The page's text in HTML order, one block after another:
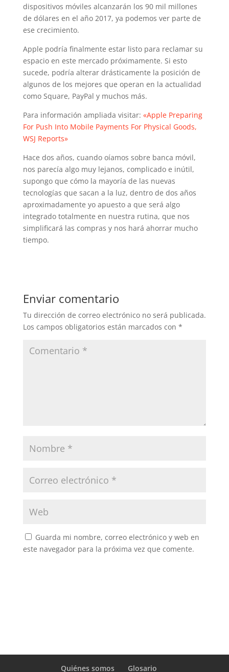
dispositivos móviles alcanzarán los 90 mil millones
de dólares en el año 2017, ya podemos ver parte de
ese crecimiento.
Apple podría finalmente estar listo para reclamar su
espacio en este mercado próximamente. Si esto
sucede, podría alterar drásticamente la posición de
algunos de los mejores que operan en la actualidad
como Square, PayPal y muchos más.
Para información ampliada visitar: «Apple Preparing
For Push Into Mobile Payments For Physical Goods,
WSJ Reports»
Hace dos años, cuando oíamos sobre banca móvil,
nos parecía algo muy lejanos, complicado e inútil,
supongo que cómo la mayoría de las nuevas
tecnologías que sacan a la luz, dentro de dos años
aproximadamente yo apuesto a que será algo
integrado totalmente en nuestra rutina, que nos
simplificará las compras y nos hará ahorrar mucho
tiempo.
Enviar comentario
Tu dirección de correo electrónico no será publicada.
Los campos obligatorios están marcados con *
Guarda mi nombre, correo electrónico y web en
este navegador para la próxima vez que comente.
Quiénes somos Glosario